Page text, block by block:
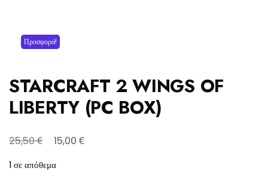
Προσφορά!
STARCRAFT 2 WINGS OF
LIBERTY (PC BOX)
25,50€
Original
was:
15,00 €Η
1 σε απόθεμα